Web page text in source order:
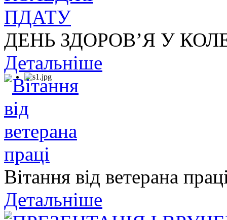
ДЕНЬ ЗДОРОВ’Я У
Детальніше
Вітання від ветерана
Детальніше